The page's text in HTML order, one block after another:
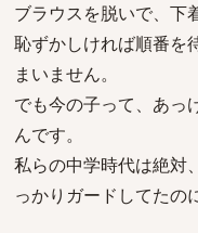
ブラウスを脱いで、下
恥ずかしければ順番を
まいません。
でも今の子って、あっ
んです。
私らの中学時代は絶対
っかりガードしてたのに